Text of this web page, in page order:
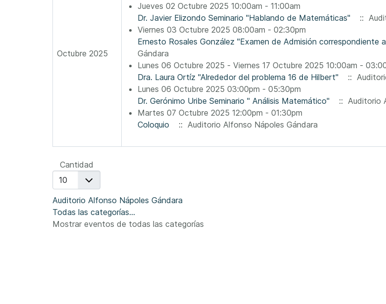
Octubre 2025
Jueves 02 Octubre 2025 10:00am - 11:00am
Dr. Javier Elizondo Seminario "Hablando de Matemáticas"
::
Viernes 03 Octubre 2025 08:00am - 02:30pm
Ernesto Rosales González "Examen de Admisión correspondiente
Gándara
Lunes 06 Octubre 2025 - Viernes 17 Octubre 2025 10:00am -
Dra. Laura Ortíz "Alrededor del problema 16 de Hilbert"
::
Lunes 06 Octubre 2025 03:00pm - 05:30pm
Dr. Gerónimo Uribe Seminario " Análisis Matemático"
:: Auditorio
Martes 07 Octubre 2025 12:00pm - 01:30pm
Coloquio
:: Auditorio Alfonso Nápoles Gándara
Lista de límites de paginación
Cantidad
Auditorio Alfonso Nápoles Gándara
Todas las categorías...
Mostrar eventos de todas las categorías